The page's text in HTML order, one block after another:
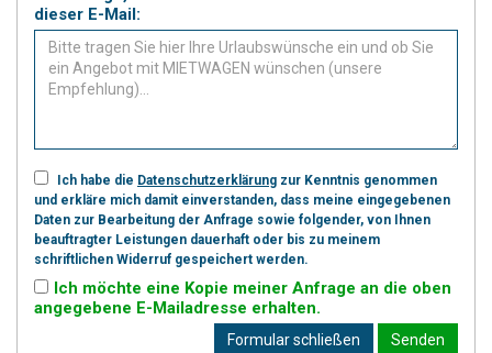
dieser E-Mail:
Ich habe die Datenschutzerklärung zur Kenntnis genommen
und erkläre mich damit einverstanden, dass meine eingegebenen
Daten zur Bearbeitung der Anfrage sowie folgender, von Ihnen
beauftragter Leistungen dauerhaft oder bis zu meinem
schriftlichen Widerruf gespeichert werden.
Ich möchte eine Kopie meiner Anfrage an die oben
angegebene E-Mailadresse erhalten.
Formular schließen Senden